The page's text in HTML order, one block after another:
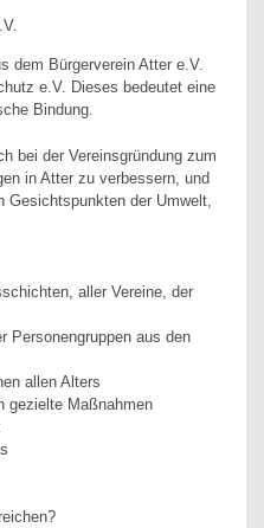
dem Bürgerverein Atter e.V.
e.V. Dieses bedeutet eine
Bindung.
bei der Vereinsgründung zum
in Atter zu verbessern, und
der Umwelt,
aller Vereine, der
Personengruppen aus den
allen Alters
gezielte Maßnahmen